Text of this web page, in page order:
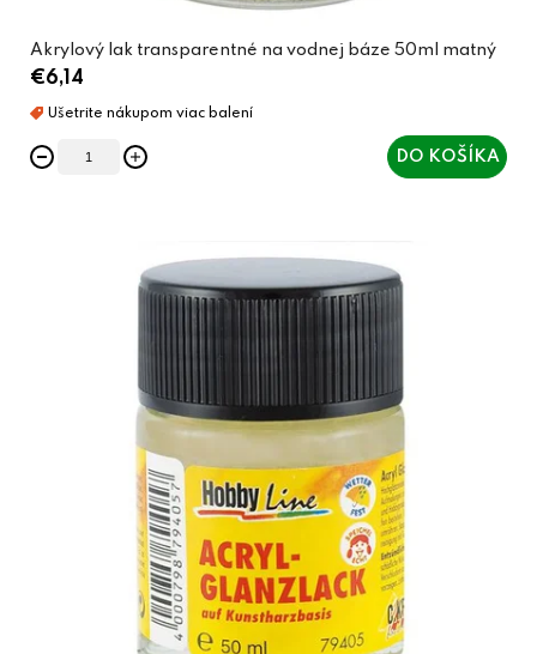
Akrylový lak transparentné na vodnej báze 50ml matný
€6,14
DO KOŠÍKA